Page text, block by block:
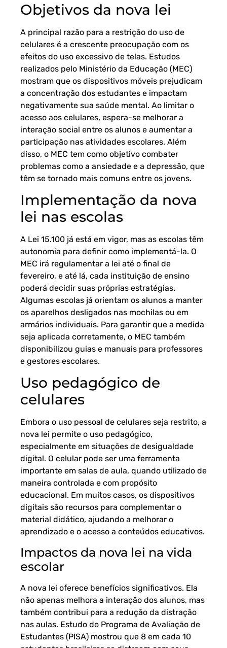
Objetivos da nova lei
A principal razão para a restrição do uso de
celulares é a crescente preocupação com os
efeitos do uso excessivo de telas. Estudos
realizados pelo Ministério da Educação (MEC)
mostram que os dispositivos móveis prejudicam
a concentração dos estudantes e impactam
negativamente sua saúde mental. Ao limitar o
acesso aos celulares, espera-se melhorar a
interação social entre os alunos e aumentar a
participação nas atividades escolares. Além
disso, o MEC tem como objetivo combater
problemas como a ansiedade e a depressão, que
têm se tornado mais comuns entre os jovens.
Implementação da nova
lei nas escolas
A Lei 15.100 já está em vigor, mas as escolas têm
autonomia para definir como implementá-la. O
MEC irá regulamentar a lei até o final de
fevereiro, e até lá, cada instituição de ensino
poderá decidir suas próprias estratégias.
Algumas escolas já orientam os alunos a manter
os aparelhos desligados nas mochilas ou em
armários individuais. Para garantir que a medida
seja aplicada corretamente, o MEC também
disponibilizou guias e manuais para professores
e gestores escolares.
Uso pedagógico de
celulares
Embora o uso pessoal de celulares seja restrito, a
nova lei permite o uso pedagógico,
especialmente em situações de desigualdade
digital. O celular pode ser uma ferramenta
importante em salas de aula, quando utilizado de
maneira controlada e com propósito
educacional. Em muitos casos, os dispositivos
digitais são recursos para complementar o
material didático, ajudando a melhorar o
aprendizado e o acesso a conteúdos educativos.
Impactos da nova lei na vida
escolar
A nova lei oferece benefícios significativos. Ela
não apenas melhora a interação dos alunos, mas
também contribui para a redução da distração
nas aulas. Estudo do Programa de Avaliação de
Estudantes (PISA) mostrou que 8 em cada 10